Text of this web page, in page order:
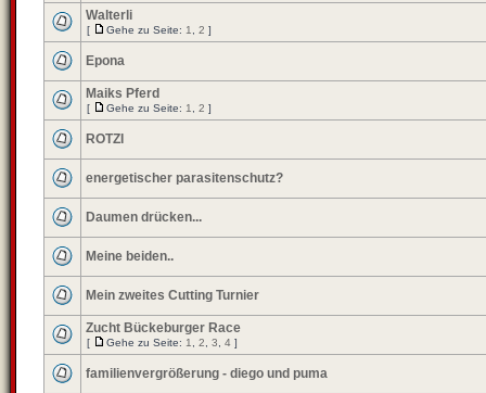
Walterli
[ Gehe zu Seite: 1 2 ]
Epona
Maiks Pferd
[ Gehe zu Seite: 1 2 ]
ROTZI
energetischer parasitenschutz?
Daumen drücken...
Meine beiden..
Mein zweites Cutting Turnier
Zucht Bückeburger Race
[ Gehe zu Seite: 1 2 3 4 ]
familienvergrößerung - diego und puma